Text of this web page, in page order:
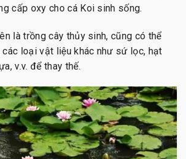
cấp oxy cho cá Koi sinh sống.
là trồng cây thủy sinh, cũng có thể
loại vật liệu khác như sứ lọc, hạt
v.v. để thay thế.